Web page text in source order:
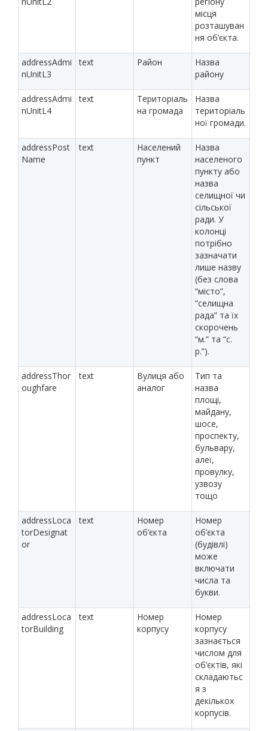
місця
розташуван
ня об’єкта.
addressAdmi
nUnitL3
text Район
Назва
району
addressAdmi
nUnitL4
text
Територіаль
на громада
Назва
територіаль
ної громади.
addressPost
Name
text
Населений
пункт
Назва
населеного
пункту або
назва
селищної чи
сільської
ради. У
колонці
потрібно
зазначати
лише назву
(без слова
“місто”,
“селищна
рада” та їх
скорочень
“м.” та “с.
р.”).
addressThor
oughfare
text
Вулиця або
аналог
Тип та
назва
площі,
майдану,
шосе,
проспекту,
бульвару,
алеї,
провулку,
узвозу
тощо
addressLoca
torDesignat
or
text
Номер
об’єкта
Номер
об’єкта
(будівлі)
може
включати
числа та
букви.
addressLoca
torBuilding
text
Номер
корпусу
Номер
корпусу
зазнається
числом для
об’єктів, які
складаютьс
я з
декількох
корпусів.